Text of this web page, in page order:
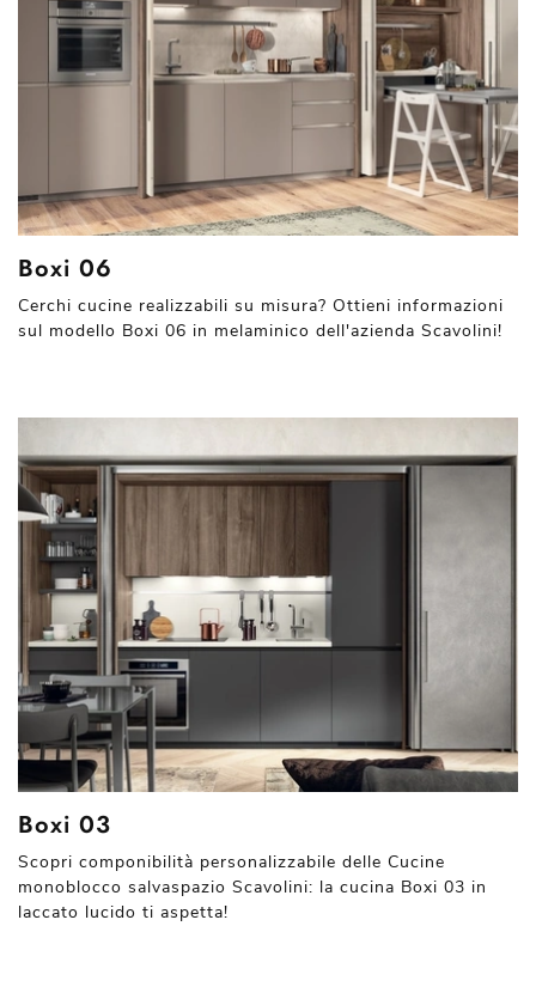
Boxi 06
Cerchi cucine realizzabili su misura? Ottieni informazioni
sul modello Boxi 06 in melaminico dell'azienda Scavolini!
Boxi 03
Scopri componibilità personalizzabile delle Cucine
monoblocco salvaspazio Scavolini: la cucina Boxi 03 in
laccato lucido ti aspetta!